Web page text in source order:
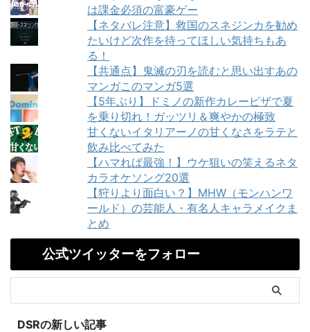
は課金必須の富豪ゲー
【ネタバレ注意】救国のスネジンカを勧め
たいけど次作を待ってほしい気持ちもあ
る！
【共通点】鬼滅の刃を読むと思い出すあの
マンガこのマンガ5選
【5年ぶり】ドミノの新作カレーピザで夏
を乗り切れ！ガッツリ＆爽やかの極致
甘くないイタリアーノの甘くなさをラテと
飲み比べてみた
【ハマれば最強！】ウケ狙いの笑えるネタ
カラオケソング20選
【狩りより面白い？】MHW（モンハンワ
ールド）の芸能人・有名人キャラメイクま
とめ
公式ツイッターをフォロー
DSRの新しい記事